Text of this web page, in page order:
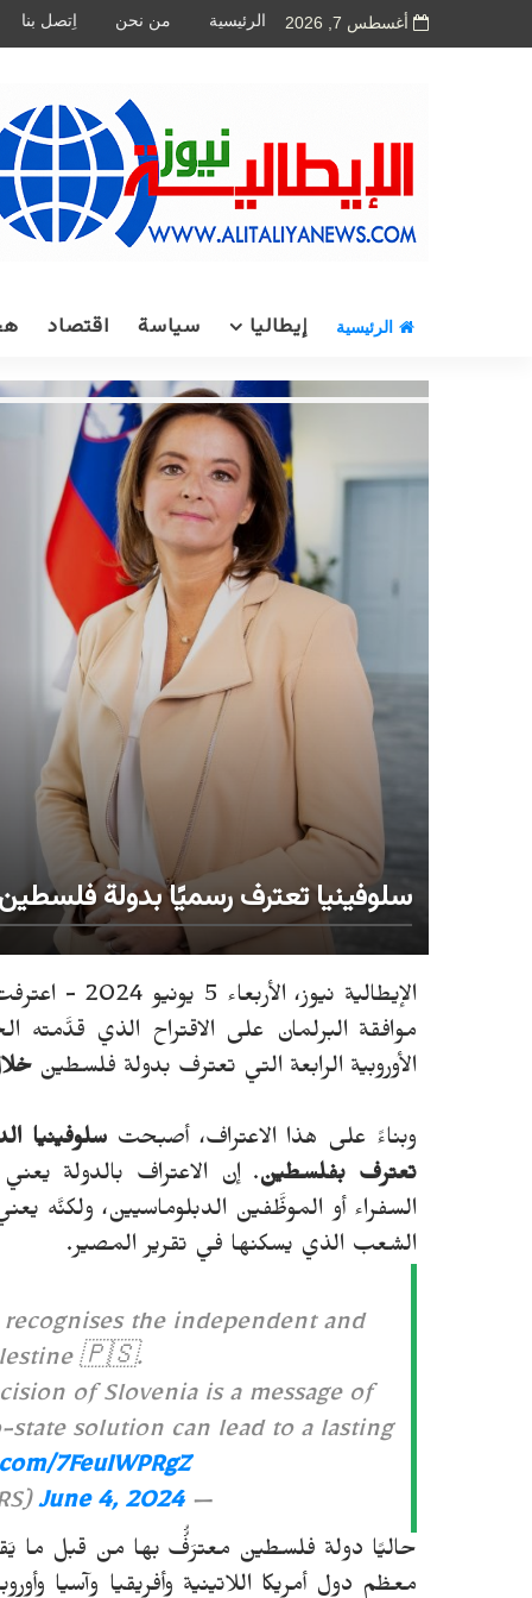
أغسطس 7, 2026 الرئيسية من نحن اِتصل بنا
الرئيسية إيطاليا سياسة اقتصاد
سلوفينيا تعترف رسميًا بدولة فلسطين
الإيطالية نيوز، الأربعاء 5 يونيو 2024 - اعترفت
موافقة البرلمان على الاقتراح الذي قدَّمته
الأوروبية الرابعة التي تعترف بدولة فلسطين
وبناءً على هذا الاعتراف، أصبحت سلوفينيا
تعترف بفلسطين. إن الاعتراف بالدولة
السفراء أو الموظَّفين الدبلوماسيين، ولكنَّه
الشعب الذي يسكنها في تقرير المصير.
the independent and
🇵🇸.
of Slovenia is a message of
solution can lead to a lasting
7FeuIWPRgZ
— MFEA Slovenia (@MZEZ_RS)
June 4, 2024
حاليًا دولة فلسطين معترَفُُ بها من قبل ما
معظم دول أمريكا اللاتينية وأفريقيا وآسيا